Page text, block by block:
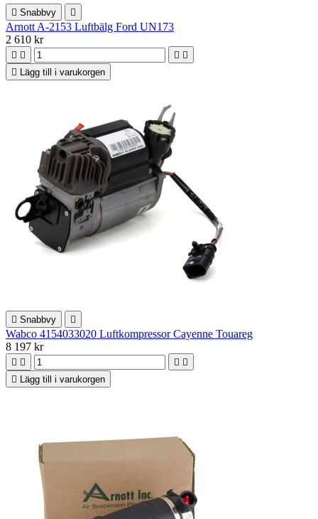
 Snabbvy 
Arnott A-2153 Luftbälg Ford UN173
2 610 kr
   

Lägg till i varukorgen
 Snabbvy 
Wabco 4154033020 Luftkompressor Cayenne Touareg
8 197 kr
   

Lägg till i varukorgen